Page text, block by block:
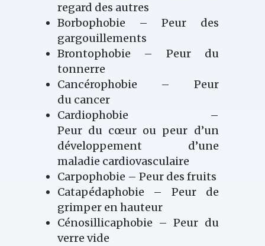
regard des autres
Borbophobie – Peur des
gargouillements
Brontophobie – Peur du
tonnerre
Cancérophobie – Peur
du cancer
Cardiophobie –
Peur du cœur ou peur d’un
développement d’une
maladie cardiovasculaire
Carpophobie – Peur des fruits
Catapédaphobie – Peur de
grimper en hauteur
Cénosillicaphobie – Peur du
verre vide